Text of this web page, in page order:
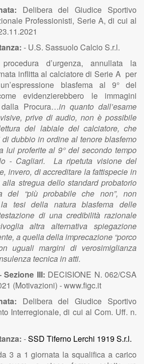
Delibera del Giudice Sportivo
Professionisti, Serie A, di cui al
- U.S. Sassuolo Calcio S.r.l.
d’urgenza, annullata la
inflitta al calciatore di Serie A per
blasfema al 9° del
evidenzierebbero le immagini
Procura…in quanto dall’esame
prive di audio, non è possibile
del labiale del calciatore, che
dubbio in ordine al tenore blasfemo
lui proferite al 9° del secondo tempo
- Cagliari. La ripetuta visione del
invero, di accreditare la fattispecie in
stregua dello standard probatorio
del “più probabile che non”, non
tesi della natura blasfema delle
di una credibilità razionale
altra alternativa spiegazione
a quella della imprecazione “porco
uguali margini di verosimiglianza
tecnica in atti.
Sezione III: DECISIONE N. 062/CSA
(Motivazioni) - www.figc.it
Delibera del Giudice Sportivo
Interregionale, di cui al Com. Uff. n.
-SSD Tiferno Lerchi 1919 S.r.l.
3 a 1 giornata la squalifica a carico